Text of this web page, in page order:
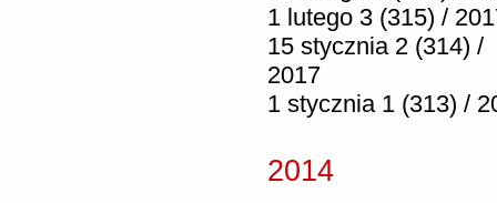
1 lutego 3 (315) /
15 stycznia 2 (314) /
2017
1 stycznia 1 (313) /
2014